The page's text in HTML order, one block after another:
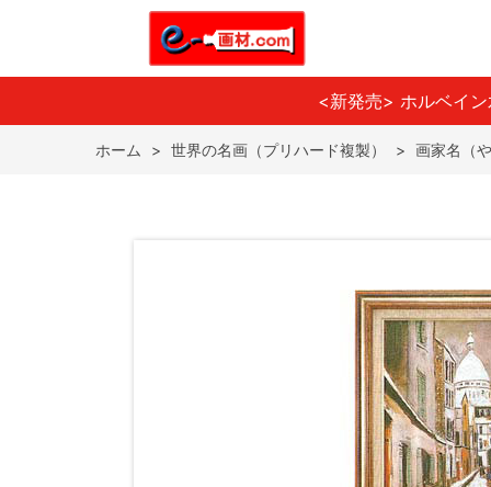
<新発売> ホルベイ
ホーム > 世界の名画（プリハード複製） > 画家名（